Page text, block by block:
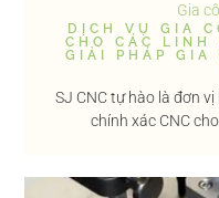
Gia
DỊCH VỤ GIA
CHO CÁC LINH
GIẢI PHÁP GIA
SJ CNC tự hào là đơn
chính xác CNC